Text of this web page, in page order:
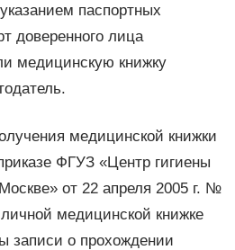
паспортных
доверенного лица
медицинскую книжку
медицинской книжки
ФГУЗ «Центр гигиены
от 22 апреля 2005 г. №
медицинской книжке
записи о прохождении